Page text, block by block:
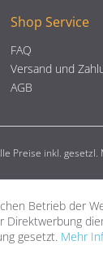
Shop Service
FAQ
Versand und
AGB
Preise inkl.
Betrieb der
gesetzt. Mehr